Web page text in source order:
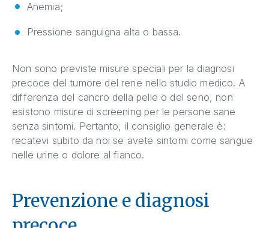
Anemia;
Pressione sanguigna alta o bassa.
Non sono previste misure speciali per la diagnosi
precoce del tumore del rene nello studio medico. A
differenza del cancro della pelle o del seno, non
esistono misure di screening per le persone sane
senza sintomi. Pertanto, il consiglio generale è:
recatevi subito da noi se avete sintomi come sangue
nelle urine o dolore al fianco.
Prevenzione e diagnosi